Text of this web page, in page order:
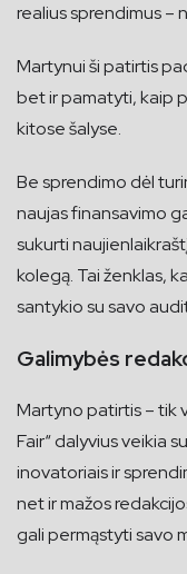
realius sprendimus –
Martynui ši patirtis
bet ir pamatyti, kaip
kitose šalyse.
Be sprendimo dėl
naujas finansavimo
sukurti
kolegą. Tai ženklas,
santykio su savo
Galimybės
Martyno patirtis – tik
Fair“ dalyvius veikia
inovatoriais ir
net ir mažos
gali permąstyti savo